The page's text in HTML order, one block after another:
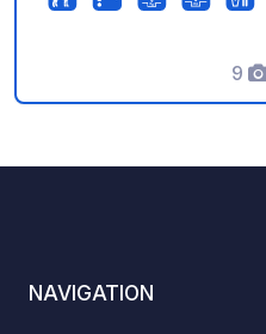
über Strom und Wasser.
Entsorgung, WLAN,
Gasisackerl. Rasten max. 48 Stunden.
9
NAVIGATION